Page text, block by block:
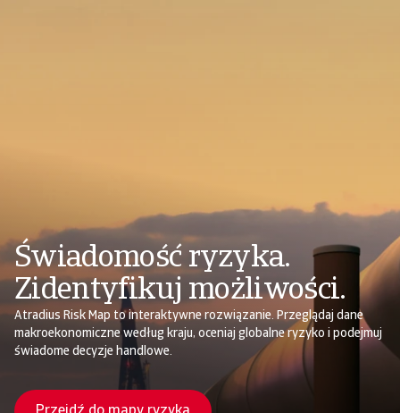
Świadomość ryzyka.
Zidentyfikuj możliwości.
Atradius Risk Map to interaktywne rozwiązanie. Przeglądaj dane
makroekonomiczne według kraju, oceniaj globalne ryzyko i podejmuj
świadome decyzje handlowe.